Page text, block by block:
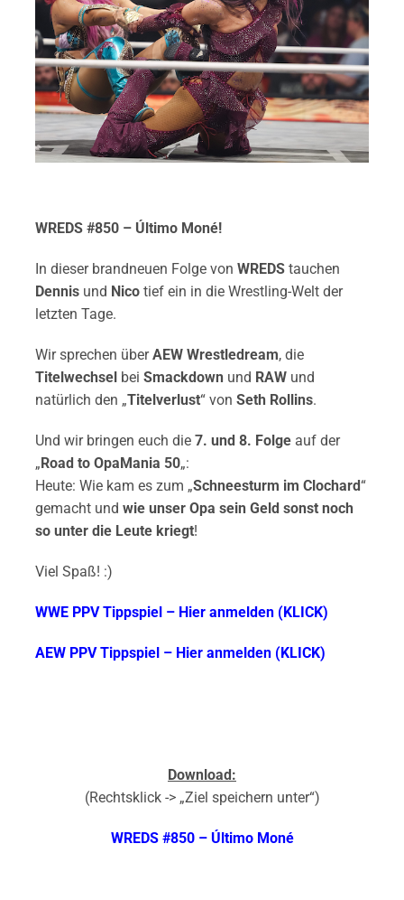
WREDS #850 – Último Moné!
In dieser brandneuen Folge von WREDStauchen
Dennisund Nicotief ein in die Wrestling-Welt der
letzten Tage.
Wir sprechen überAEW Wrestledream, die
Titelwechselbei Smackdown und RAWund
natürlich den „Titelverlust“ von Seth Rollins.
Und wir bringen euch die 7. und 8. Folgeauf der
„Road to OpaMania 50„:
Heute: Wie kam es zum „Schneesturm im Clochard“
gemacht und wie unser Opa sein Geld sonst noch
so unter die Leute kriegt!
Viel Spaß! :)
WWE PPV Tippspiel – Hier anmelden (KLICK)
AEW PPV Tippspiel – Hier anmelden (KLICK)
Download:
(Rechtsklick -> „Ziel speichern unter“)
WREDS #850 – Último Moné